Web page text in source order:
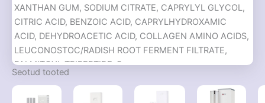
XANTHAN GUM, SODIUM CITRATE, CAPRYLYL GLYCOL,
CITRIC ACID, BENZOIC ACID, CAPRYLHYDROXAMIC
ACID, DEHYDROACETIC ACID, COLLAGEN AMINO ACIDS,
LEUCONOSTOC/RADISH ROOT FERMENT FILTRATE,
PALMITOYL TRIPEPTIDE-5
Seotud tooted